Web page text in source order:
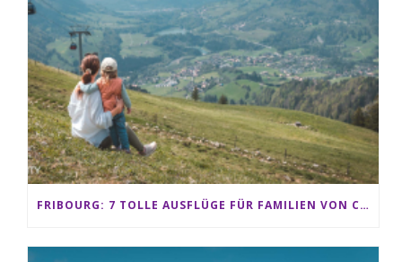
FRIBOURG: 7 TOLLE AUSFLÜGE FÜR FAMILIEN VON CHARMEY BIS LES PACCOTS